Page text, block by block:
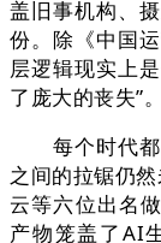
盖旧事机构、
份。除《中国
层逻辑现实上
了庞大的丧失”。
每个时代都
之间的拉锯仍
云等六位出名
产物笼盖了AI